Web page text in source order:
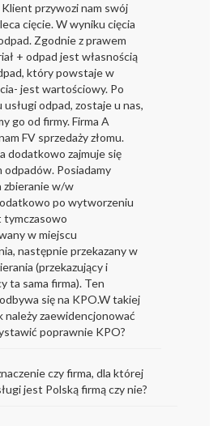
Klient przywozi nam swój
cięcie. W wyniku cięcia
Zgodnie z prawem
+ odpad jest własnością
który powstaje w
jest wartościowy. Po
odpad, zostaje u nas,
go od firmy. Firma A
FV sprzedaży złomu.
dodatkowo zajmuje się
odpadów. Posiadamy
zbieranie w/w
po wytworzeniu
tymczasowo
w miejscu
następnie przekazany w
(przekazujący i
ta sama firma). Ten
się na KPO.W takiej
należy zaewidencjonować
poprawnie KPO?
czy firma, dla której
jest Polską firmą czy nie?